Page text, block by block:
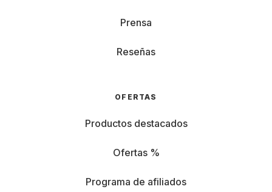
Prensa
Reseñas
OFERTAS
Productos destacados
Ofertas %
Programa de afiliados